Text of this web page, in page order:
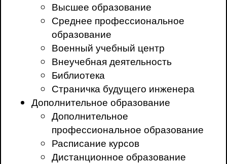
Высшее образование
Среднее профессиональное
образование
Военный учебный центр
Внеучебная деятельность
Библиотека
Страничка будущего инженера
Дополнительное образование
Дополнительное
профессиональное образование
Расписание курсов
Дистанционное образование